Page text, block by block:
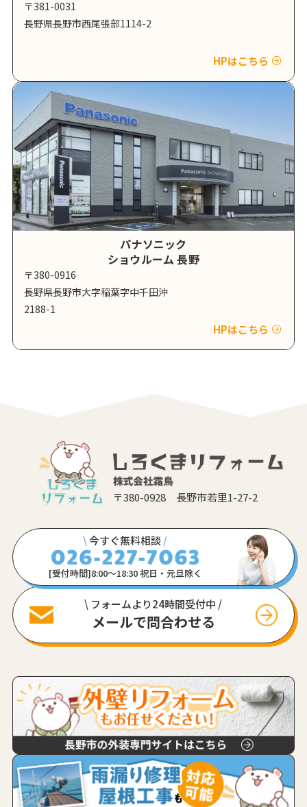
〒381-0031
長野県長野市西尾張部1114-2
HPはこちら
パナソニック
ショウルーム 長野
〒380-0916
長野県長野市大字稲葉字中千田沖
2188-1
HPはこちら
〒380-0928 長野市若里1-27-2
\今すぐ無料相談 /
[受付時間]8:00〜18:30 祝日・元旦除く
\ フォームより24時間受付中 /
メールで問合わせる